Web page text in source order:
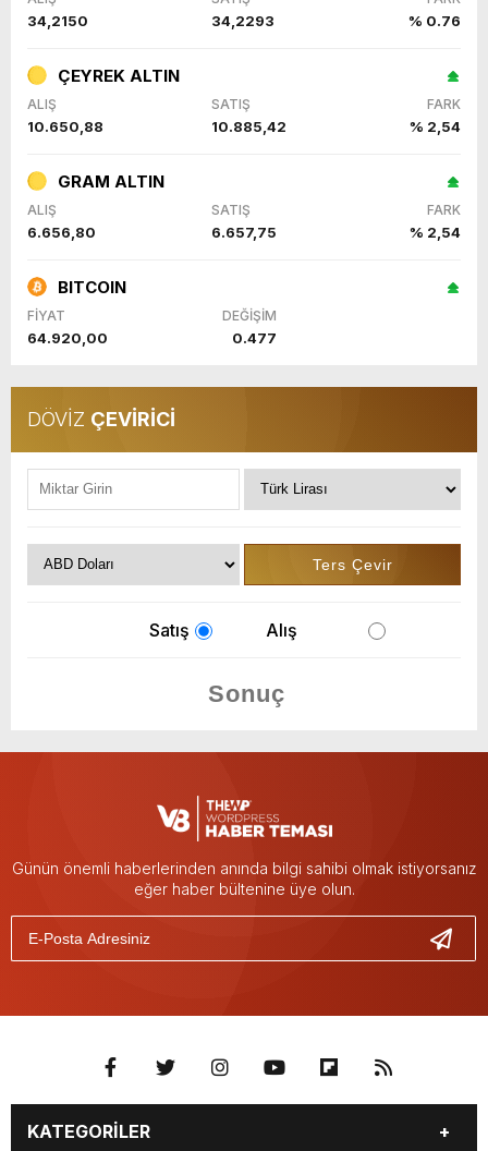
34,2150 34,2293 % 0.76
ÇEYREK ALTIN
ALIŞ SATIŞ FARK
10.650,88 10.885,42 % 2,54
GRAM ALTIN
ALIŞ SATIŞ FARK
6.656,80 6.657,75 % 2,54
BITCOIN
FİYAT DEĞİŞİM
64.920,00 0.477
DÖVİZ ÇEVİRİCİ
Satış Alış
Günün önemli haberlerinden anında bilgi sahibi olmak istiyorsanız
eğer haber bültenine üye olun.
KATEGORİLER